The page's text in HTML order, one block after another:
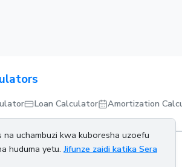
Loan Calculator Amortization
policy
na uchambuzi kwa kuboresha uzoefu
huduma yetu. Jifunze zaidi katika Sera